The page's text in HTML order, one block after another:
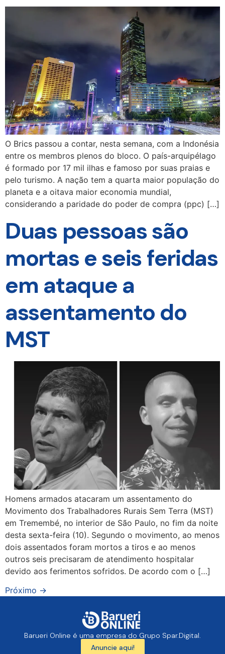
O Brics passou a contar, nesta semana, com a Indonésia
entre os membros plenos do bloco. O país-arquipélago
é formado por 17 mil ilhas e famoso por suas praias e
pelo turismo. A nação tem a quarta maior população do
planeta e a oitava maior economia mundial,
considerando a paridade do poder de compra (ppc) […]
Duas pessoas são
mortas e seis feridas
em ataque a
assentamento do
MST
Homens armados atacaram um assentamento do
Movimento dos Trabalhadores Rurais Sem Terra (MST)
em Tremembé, no interior de São Paulo, no fim da noite
desta sexta-feira (10). Segundo o movimento, ao menos
dois assentados foram mortos a tiros e ao menos
outros seis precisaram de atendimento hospitalar
devido aos ferimentos sofridos. De acordo com o […]
Próximo →
Barueri Online é uma empresa do Grupo Spar.Digital.
Anuncie aqui!